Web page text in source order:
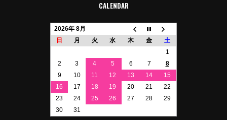
CALENDAR
2026年 8月
日
月 火 水 木 金
土
1
2
3 4 5 6 7
8
9
10 11 12 13 14
15
16
17 18 19 20 21
22
23
24 25 26 27 28
29
30
31